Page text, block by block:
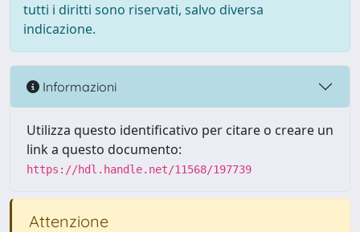
tutti i diritti sono riservati, salvo diversa
indicazione.
Informazioni
Utilizza questo identificativo per citare o creare un
link a questo documento:
https://hdl.handle.net/11568/197739
Attenzione